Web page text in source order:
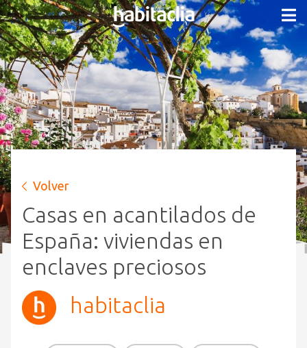
Volver
Casas en acantilados de
España: viviendas en
enclaves preciosos
habitaclia